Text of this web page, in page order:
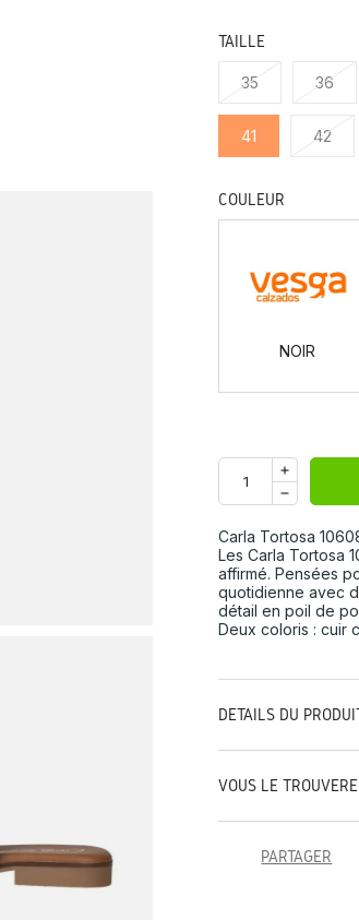
TAILLE
35 36
41 42
COULEUR
NOIR
Carla Tortosa
Les Carla Tortosa
affirmé. Pensées
quotidienne avec
détail en poil de
Deux coloris : cuir
DÉTAILS DU
VOUS LE
PARTAGER